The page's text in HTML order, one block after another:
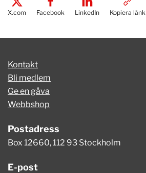
X.com Facebook LinkedIn Kopiera länk
Kontakt
Bli medlem
Ge en gåva
Webbshop
Postadress
Box 12660, 112 93 Stockholm
E-post